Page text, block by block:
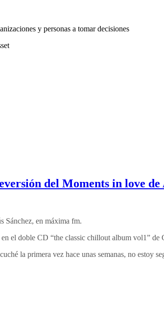
y personas a tomar decisiones
del Moments in love
Sánchez, en máxima fm.
el doble CD “the classic chillout album vol1”
la primera vez hace unas semanas, no estoy